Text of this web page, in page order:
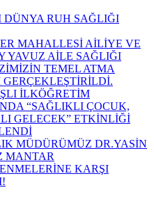
DÜNYA RUH SAĞLIĞI
MAHALLESİ AİLİYE VE
YAVUZ AİLE SAĞLIĞI
TEMEL ATMA
GERÇEKLEŞTİRİLDİ.
İLKÖĞRETİM
“SAĞLIKLI ÇOCUK,
GELECEK” ETKİNLİĞİ
MÜDÜRÜMÜZ DR.YASİN
MANTAR
KARŞI